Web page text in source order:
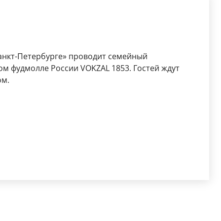
Петербурге» проводит семейный
фудмолле России VOKZAL 1853. Гостей ждут